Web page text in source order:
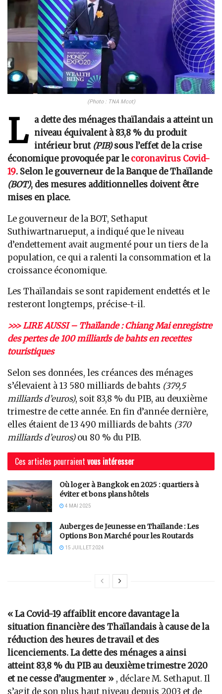
(Photo : TNA Mcot)
L
a dette des ménages thaïlandais a atteint un
niveau équivalent à 83,8 % du produit
intérieur brut (PIB)sous l’effet de la crise
économique provoquée par lecoronavirus Covid-
19. Selon le gouverneur de la Banque de Thaïlande
(BOT), des mesures additionnelles doivent être
mises en place.
Le gouverneur de la BOT, Sethaput
Suthiwartnarueput, a indiqué que le niveau
d’endettement avait augmenté pour un tiers de la
population, ce qui a ralenti la consommation et la
croissance économique.
Les Thaïlandais se sont rapidement endettés et le
resteront longtemps, précise-t-il.
>>> LIRE AUSSI – Thaïlande : Chiang Mai enregistre
des pertes de 100 milliards de bahts en recettes
touristiques
Selon ses données, les créances des ménages
s’élevaient à 13 580 milliards de bahts (379,5
milliards d’euros), soit 83,8 % du PIB, au deuxième
trimestre de cette année. En fin d’année dernière,
elles étaient de 13 490 milliards de bahts (370
milliards d’euros)ou 80 % du PIB.
Ces articles pourraient vous intéresser
Où loger à Bangkok en 2025 : quartiers à
éviter et bons plans hôtels
4 MAI 2025
Auberges de Jeunesse en Thaïlande : Les
Options Bon Marché pour les Routards
15 JUILLET 2024
« La Covid-19 affaiblit encore davantage la
situation financière des Thaïlandais à cause de la
réduction des heures de travail et des
licenciements. La dette des ménages a ainsi
atteint 83,8 % du PIB au deuxième trimestre 2020
et ne cesse d’augmenter » , déclare M. Sethaput. Il
s’agit de son plus haut niveau depuis 2003 et de